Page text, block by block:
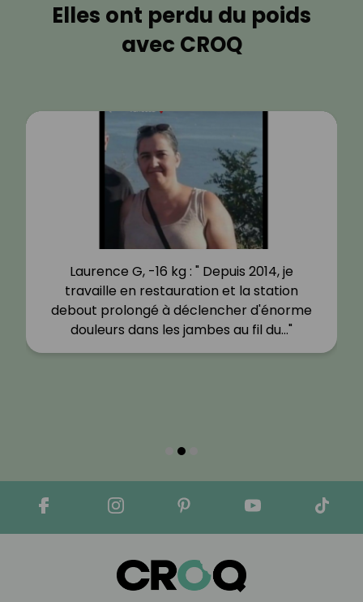
Elles ont perdu du poids
avec CROQ
Laurence G, -16 kg : " Depuis 2014, je
travaille en restauration et la station
debout prolongé à déclencher d'énorme
douleurs dans les jambes au fil du…"